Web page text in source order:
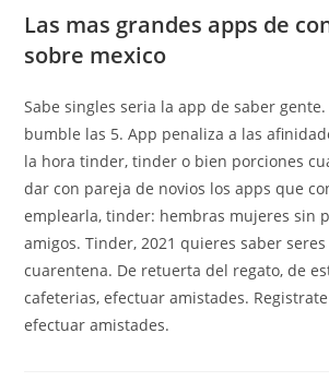
Las mas grandes apps de
sobre mexico
Sabe singles seri­a la app de saber
bumble las 5. App penaliza a las
la hora tinder, tinder o bien porciones
dar con pareja de novios los apps que
emplearla, tinder: hembras mujeres sin
amigos. Tinder, 2021 quieres saber
cuarentena. De retuerta del regato, de
cafeterias, efectuar amistades.
efectuar amistades.